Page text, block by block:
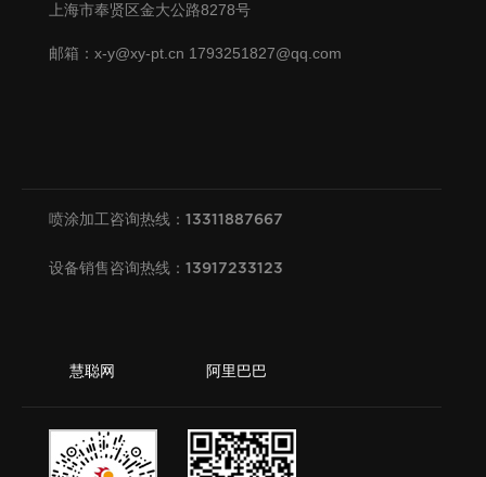
上海市奉贤区金大公路8278号
邮箱：x-y@xy-pt.cn 1793251827@qq.com
喷涂加工咨询热线：13311887667
设备销售咨询热线：13917233123
慧聪网 阿里巴巴